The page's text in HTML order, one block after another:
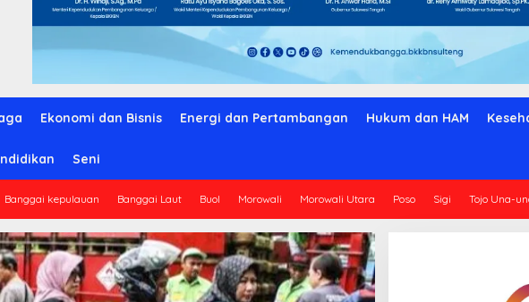
Ekonomi dan Bisnis Energi dan Pertambangan Hukum dan HAM
Seni
Banggai kepulauan Banggai Laut Buol Morowali Morowali Utara Poso Sigi Tojo Una-